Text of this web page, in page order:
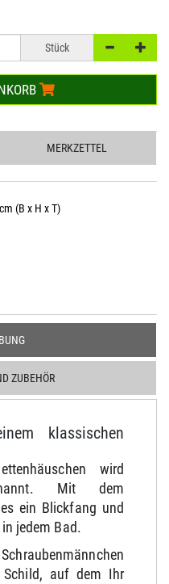
Stück
MERKZETTEL
(B x H x T)
ZUBEHÖR
klassischen
wird
Mit dem
ein Blickfang und
jedem Bad.
Schild, auf dem Ihr